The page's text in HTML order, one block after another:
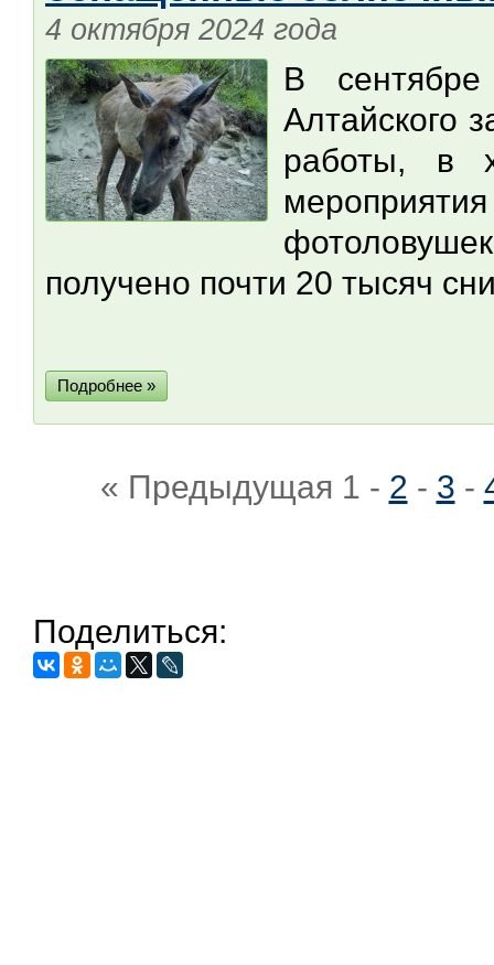
4 октября 2024 года
В
Алтайского
работы, в
получено почти 20 тысяч
Подробнее »
« Предыдущая 1 - 2 - 3 -
Поделиться: